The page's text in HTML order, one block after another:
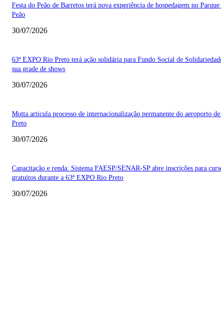
Festa do Peão de Barretos terá nova experiência de hospedagem no
Peão
30/07/2026
63ª EXPO Rio Preto terá ação solidária para Fundo Social de
sua grade de shows
30/07/2026
Motta articula processo de internacionalização permanente do aeroporto
Preto
30/07/2026
Capacitação e renda: Sistema FAESP/SENAR-SP abre inscrições para
gratuitos durante a 63ª EXPO Rio Preto
30/07/2026